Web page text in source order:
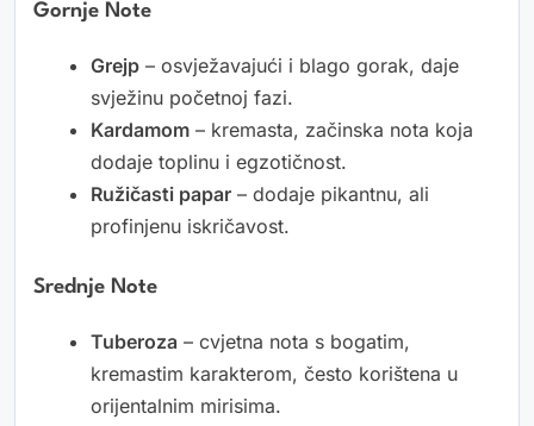
Gornje Note
Grejp – osvježavajući i blago gorak, daje
svježinu početnoj fazi.
Kardamom – kremasta, začinska nota koja
dodaje toplinu i egzotičnost.
Ružičasti papar – dodaje pikantnu, ali
profinjenu iskričavost.
Srednje Note
Tuberoza – cvjetna nota s bogatim,
kremastim karakterom, često korištena u
orijentalnim mirisima.